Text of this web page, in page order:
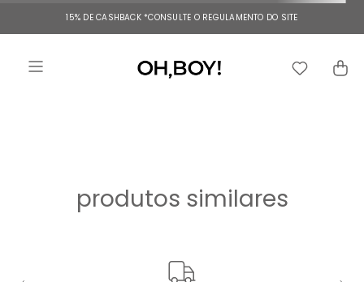
15% DE CASHBACK *CONSULTE O REGULAMENTO DO SITE
produtos similares